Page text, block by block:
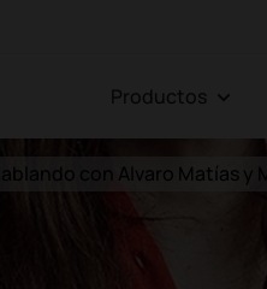
Productos
Hablando con Alvaro Matías y